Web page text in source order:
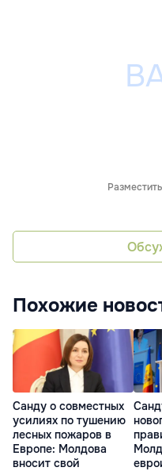
Похожие
Санду о совместных
усилиях по тушению
лесных пожаров в
Европе: Молдова
вносит свой